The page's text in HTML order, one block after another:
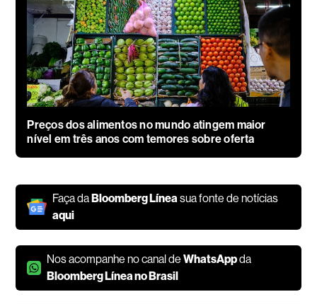
Preços dos alimentos no mundo atingem maior
nível em três anos com temores sobre oferta
Faça daBloomberg Línea sua fonte de notícias
aqui
Nos acompanhe no canal deWhatsAppda
Bloomberg Línea no Brasil